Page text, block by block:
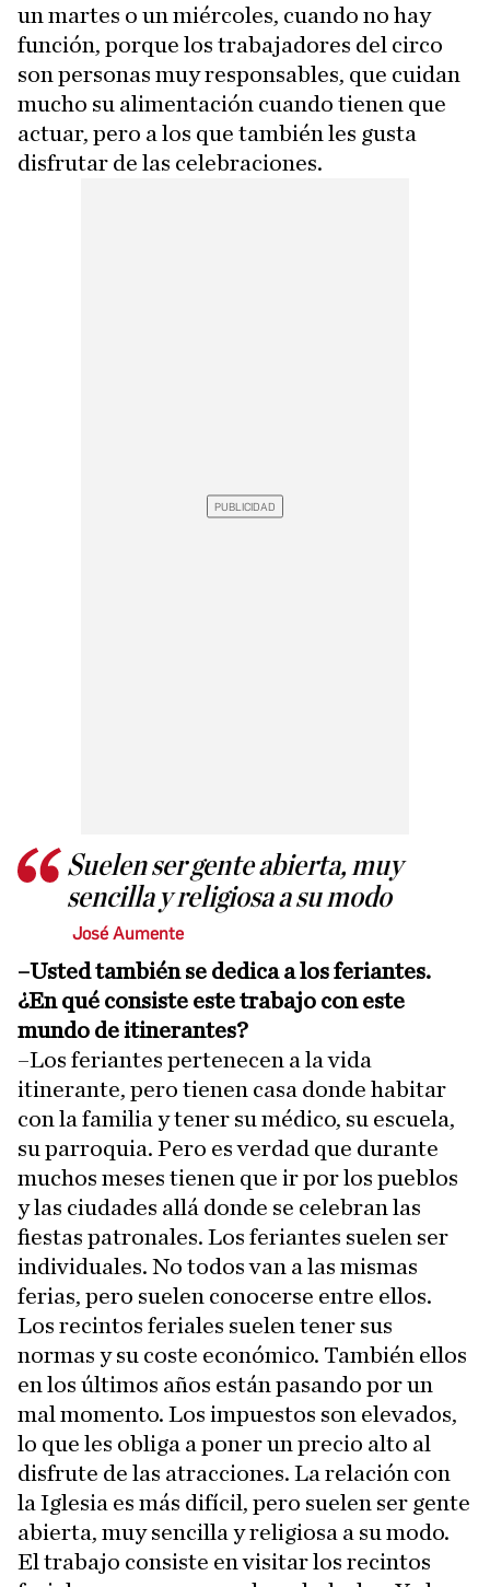
un martes o un miércoles, cuando no hay
función, porque los trabajadores del circo
son personas muy responsables, que cuidan
mucho su alimentación cuando tienen que
actuar, pero a los que también les gusta
disfrutar de las celebraciones.
Suelen ser gente abierta, muy
sencilla y religiosa a su modo
José Aumente
–Usted también se dedica a los feriantes.
¿En qué consiste este trabajo con este
mundo de itinerantes?
–Los feriantes pertenecen a la vida
itinerante, pero tienen casa donde habitar
con la familia y tener su médico, su escuela,
su parroquia. Pero es verdad que durante
muchos meses tienen que ir por los pueblos
y las ciudades allá donde se celebran las
fiestas patronales. Los feriantes suelen ser
individuales. No todos van a las mismas
ferias, pero suelen conocerse entre ellos.
Los recintos feriales suelen tener sus
normas y su coste económico. También ellos
en los últimos años están pasando por un
mal momento. Los impuestos son elevados,
lo que les obliga a poner un precio alto al
disfrute de las atracciones. La relación con
la Iglesia es más difícil, pero suelen ser gente
abierta, muy sencilla y religiosa a su modo.
El trabajo consiste en visitar los recintos